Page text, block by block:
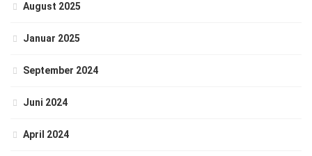
August 2025
Januar 2025
September 2024
Juni 2024
April 2024